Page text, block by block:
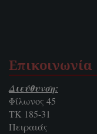
Επικοινωνία
Διεύθυνση:
Φίλωνος 45
ΤΚ 185-31
Πειραιάς